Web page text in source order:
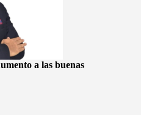
a las buenas